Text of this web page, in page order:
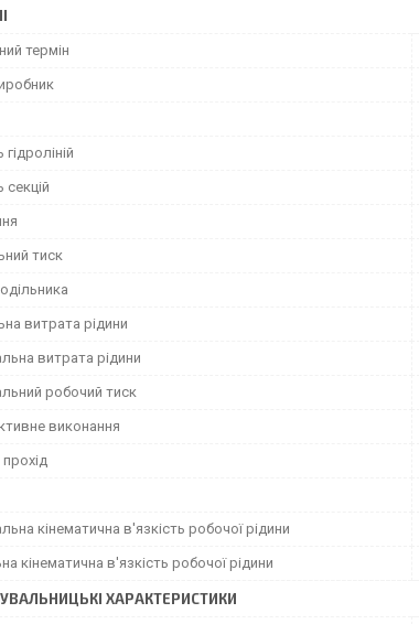
термін
гідроліній
секцій
тиск
витрата рідини
витрата рідини
робочий тиск
виконання
кінематична в'язкість робочої рідини
кінематична в'язкість робочої рідини
ХАРАКТЕРИСТИКИ